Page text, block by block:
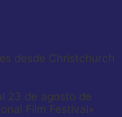
desde Christchurch
23 de agosto de
Film Festival».